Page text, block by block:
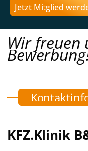
Jetzt Mitglied
Wir freuen
KFZ.Klinik